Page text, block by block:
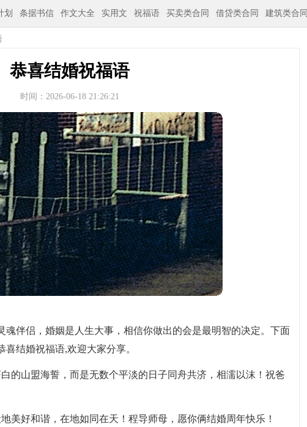
划 条据书信 作文大全 实用文 祝福语 买卖类合同 借贷类合同 建筑类合同
恭喜结婚祝福语
时间：2026-06-18 21:26:21
魂伴侣，婚姻是人生大事，相信你做出的会是最明智的决定。下面
结婚祝福语,欢迎大家分享。
的山盟海誓，而是无数个平淡的日子同舟共济，相濡以沫！祝爸
美好和谐，在地如同在天！程导师母，愿你俩结婚周年快乐！